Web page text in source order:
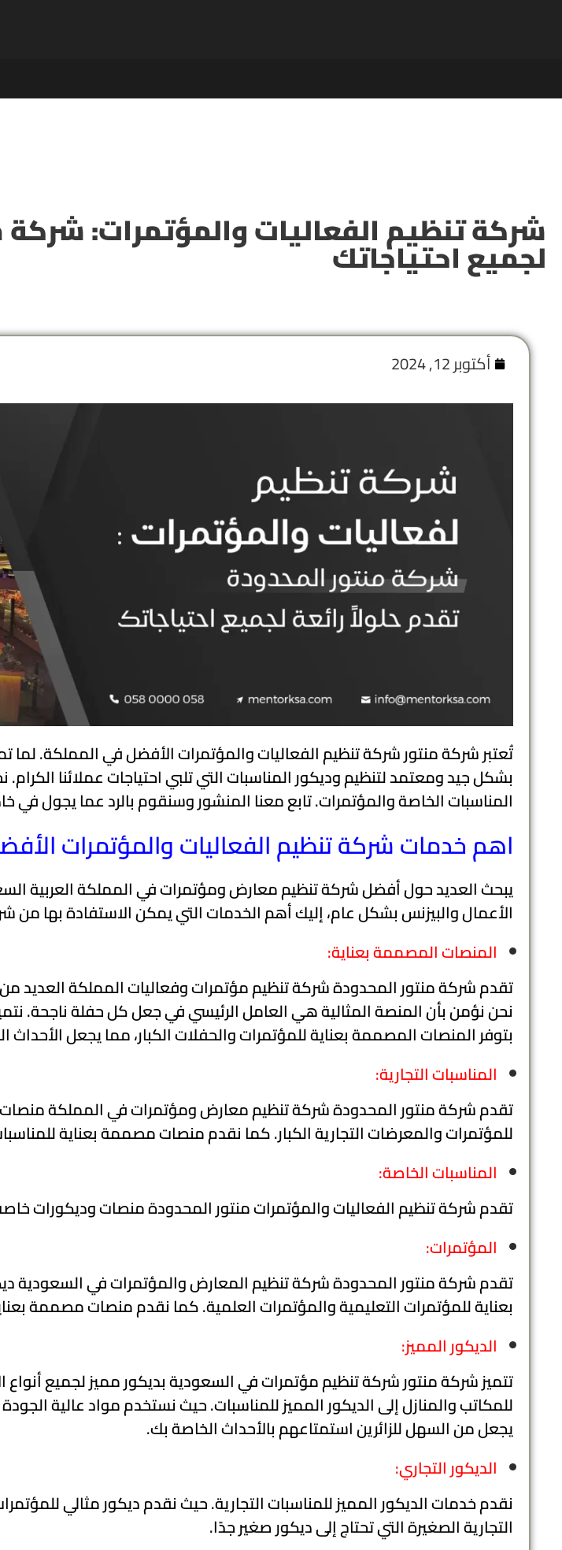
شركة تنظيم الفعاليات والمؤتمرات: شركة
لجميع احتياجاتك
أكتوبر 12, 2024
تُعتبر شركة منتور شركة تنظيم الفعاليات والمؤتمرات الأفضل في المملكة. لما
بشكل جيد ومعتمد لتنظيم وديكور المناسبات التي تلبي احتياجات عملائنا
المناسبات الخاصة والمؤتمرات. تابع معنا المنشور وسنقوم بالرد عما يجول في
اهم خدمات شركة تنظيم الفعاليات والمؤتمرات
يبحث العديد حول أفضل شركة تنظيم معارض ومؤتمرات في المملكة العربية
الأعمال والبيزنس بشكل عام، إليك أهم الخدمات التي يمكن الاستفادة بها
المنصات المصممة بعناية:
تقدم شركة منتور المحدودة شركة تنظيم مؤتمرات وفعاليات المملكة العديد
نحن نؤمن بأن المنصة المثالية هي العامل الرئيسي في جعل كل حفلة ناجحة.
بتوفر المنصات المصممة بعناية للمؤتمرات والحفلات الكبار، مما يجعل الأحداث
المناسبات التجارية:
تقدم شركة منتور المحدودة شركة تنظيم معارض ومؤتمرات في المملكة منصات
للمؤتمرات والمعرضات التجارية الكبار. كما نقدم منصات مصممة بعناية
المناسبات الخاصة:
تقدم شركة تنظيم الفعاليات والمؤتمرات منتور المحدودة منصات وديكورات
المؤتمرات:
تقدم شركة منتور المحدودة شركة تنظيم المعارض والمؤتمرات في السعودية
بعناية للمؤتمرات التعليمية والمؤتمرات العلمية. كما نقدم منصات مصممة
الديكور المميز:
تتميز شركة منتور شركة تنظيم مؤتمرات في السعودية بديكور مميز لجميع أنواع
للمكاتب والمنازل إلى الديكور المميز للمناسبات. حيث نستخدم مواد عالية
يجعل من السهل للزائرين استمتاعهم بالأحداث الخاصة بك.
الديكور التجاري:
نقدم خدمات الديكور المميز للمناسبات التجارية. حيث نقدم ديكور مثالي
التجارية الصغيرة التي تحتاج إلى ديكور صغير جدًا.